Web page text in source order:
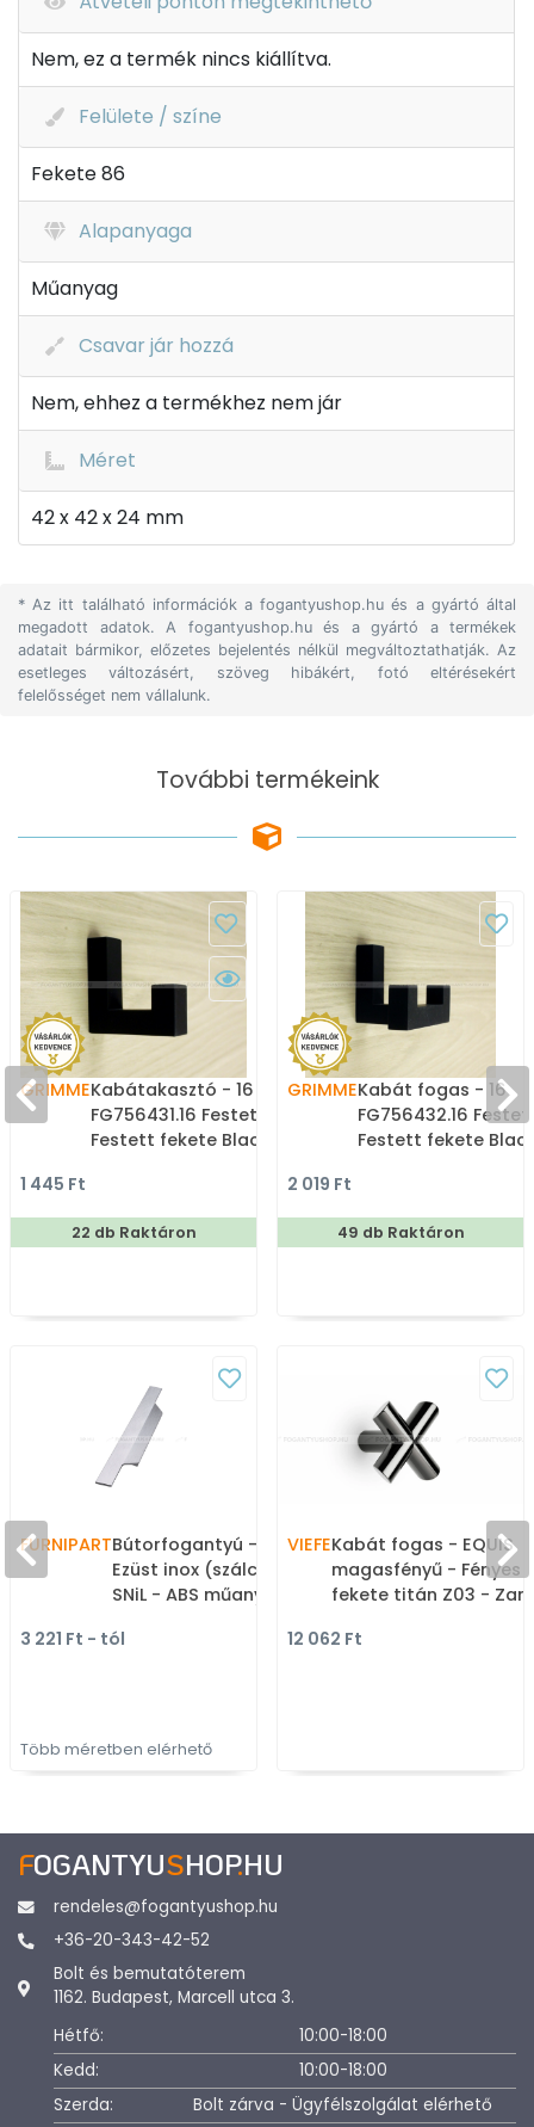
Nem, ez a termék nincs kiállítva.
Felülete / színe
Fekete 86
Alapanyaga
Műanyag
Csavar jár hozzá
Nem, ehhez a termékhez nem jár
Méret
42 x 42 x 24 mm
* Az itt található információk a fogantyushop.hu és a gyártó által
megadott adatok. A fogantyushop.hu és a gyártó a termékek
adatait bármikor, előzetes bejelentés nélkül megváltoztathatják. Az
esetleges változásért, szöveg hibákért, fotó eltérésekért
felelősséget nem vállalunk.
További termékeink
GRIMMEKabátakasztó - 16
FG756431.16 Festett -
Festett fekete BlackL -
1 445 Ft
22 db Raktáron
GRIMMEKabát fogas - 16
FG756432.16
Festett fekete
2 019 Ft
49 db Raktáron
FURNIPARTBútorfogantyú - CODA -
Ezüst inox (szálcsiszolt)
SNiL - ABS műanyag -
fém fogantyú
3 221 Ft - tól
Több méretben elérhető
VIEFEKabát fogas - EQUIS
magasfényű - Fényes
fekete titán Z03 -
akasztós fogas
12 062 Ft
FOGANTYUSHOP.HU
rendeles@fogantyushop.hu
+36-20-343-42-52
Bolt és bemutatóterem
1162. Budapest, Marcell utca 3.
Hétfő:
10:00-18:00
Kedd:
10:00-18:00
Szerda:
Bolt zárva - Ügyfélszolgálat elérhető